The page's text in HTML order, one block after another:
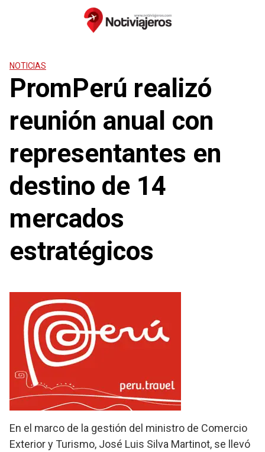
NOTICIAS
PromPerú realizó
reunión anual con
representantes en
destino de 14
mercados
estratégicos
En el marco de la gestión del ministro de Comercio
Exterior y Turismo, José Luis Silva Martinot, se llevó